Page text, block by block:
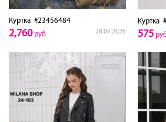
Куртка #23456484
28.07.2026
2,760руб
Куртка
575